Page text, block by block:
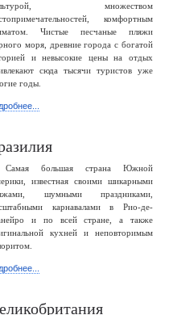
множеством
комфортным
Чистые песчаные пляжи
моря, древние города с богатой
и невысокие цены на отдых
сюда тысячи туристов уже
годы.
Самая большая страна Южной
известная своими шикарными
шумными праздниками,
карнавалами в Рио-де-
и по всей стране, а также
кухней и неповторимым